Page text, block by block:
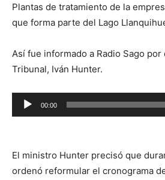
Plantas de tratamiento de la
que forma parte del Lago
Así fue informado a Radio Sago
Tribunal, Iván Hunter.
Reproductor
de
00:00
El ministro Hunter precisó que
ordenó reformular el cronograma